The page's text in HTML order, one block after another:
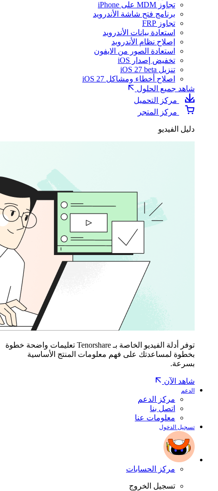
تجاوز MDM على iPhone
برنامج فتح شاشة الأندرويد
تجاوز FRP
استعادة بيانات الأندرويد
إصلاح نظام الأندرويد
استعادة الصور من الايفون
تخفيض إصدار iOS
تنزيل iOS 27 beta
اصلاح أخطاء ومشاكل iOS 27
شاهد جميع الحلول
مركز التحميل
مركز المتجر
دليل الفيديو
توفر أدلة الفيديو الخاصة بـ Tenorshare تعليمات واضحة خطوة
بخطوة لمساعدتك على فهم معلومات المنتج الأساسية
بسرعة.
شاهد الآن
الدعم
مركز الدعم
اتصل بنا
معلومات عنا
تسجيل الدخول
مركز الحسابات
تسجيل الخروج